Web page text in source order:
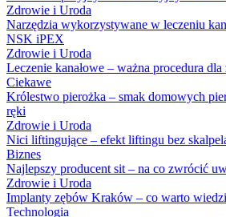
Zdrowie i Uroda
Narzędzia wykorzystywane w leczeniu
NSK iPEX
Zdrowie i Uroda
Leczenie kanałowe – ważna procedura
Ciekawe
Królestwo pierożka – smak domowych
ręki
Zdrowie i Uroda
Nici liftingujące – efekt liftingu bez
Biznes
Najlepszy producent sit – na co zwrócić
Zdrowie i Uroda
Implanty zębów Kraków – co warto
Technologia